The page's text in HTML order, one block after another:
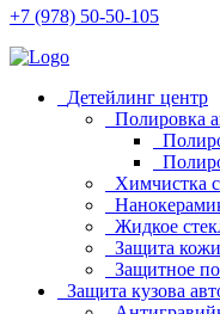
+7 (978) 50-50-105
Детейлинг центр
Полировка
Химчистка
Жидкое
Защита
Защитное
Защита кузова